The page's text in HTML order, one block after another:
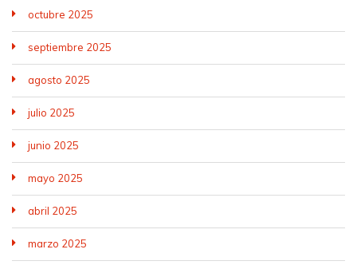
octubre 2025
septiembre 2025
agosto 2025
julio 2025
junio 2025
mayo 2025
abril 2025
marzo 2025